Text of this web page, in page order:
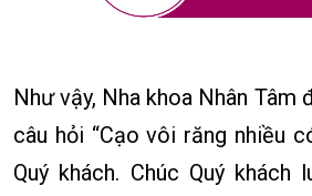
Như vậy, Nha khoa Nhân
câu hỏi “Cạo vôi răng nhiều
Quý khách. Chúc Quý khách